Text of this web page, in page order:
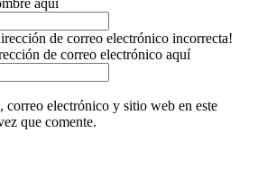
aquí
de correo electrónico incorrecta!
de correo electrónico aquí
correo electrónico y sitio web en este
que comente.